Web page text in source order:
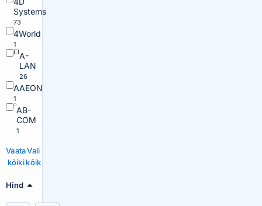
Systems
73
4World
1
A-
LAN
26
AAEON
1
AB-
COM
1
Vaata
kõiki
Vali
kõik
Hind